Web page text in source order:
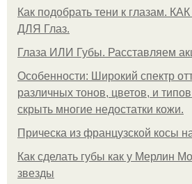
Как подобрать тени к глазам.
ДЛЯ Глаз.
Глаза ИЛИ Губы. Расставляем
Особенности: Широкий спектр
различных тонов, цветов, и
скрыть многие недостатки кожи.
Прическа из французской косы
Как сделать губы как у Мерлин
звезды